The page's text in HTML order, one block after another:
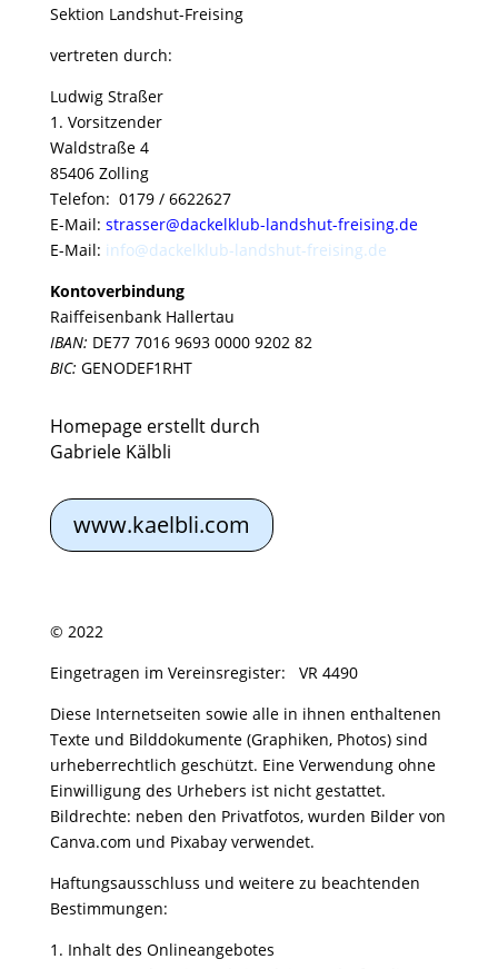
Sektion Landshut-Freising
vertreten durch:
Ludwig Straßer
1. Vorsitzender
Waldstraße 4
85406 Zolling
Telefon: 0179 / 6622627
E-Mail: strasser@dackelklub-landshut-freising.de
E-Mail: info@dackelklub-landshut-freising.de
Kontoverbindung
Raiffeisenbank Hallertau
IBAN: DE77 7016 9693 0000 9202 82
BIC: GENODEF1RHT
Homepage erstellt durch
Gabriele Kälbli
www.kaelbli.com
© 2022
Eingetragen im Vereinsregister: VR 4490
Diese Internetseiten sowie alle in ihnen enthaltenen
Texte und Bilddokumente (Graphiken, Photos) sind
urheberrechtlich geschützt. Eine Verwendung ohne
Einwilligung des Urhebers ist nicht gestattet.
Bildrechte: neben den Privatfotos, wurden Bilder von
Canva.com und Pixabay verwendet.
Haftungsausschluss und weitere zu beachtenden
Bestimmungen:
1. Inhalt des Onlineangebotes